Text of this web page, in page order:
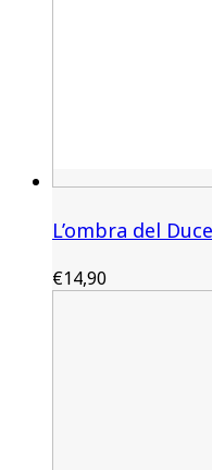
L’ombra del Duce
€14,90